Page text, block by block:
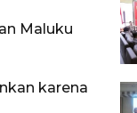
Maluku
karena